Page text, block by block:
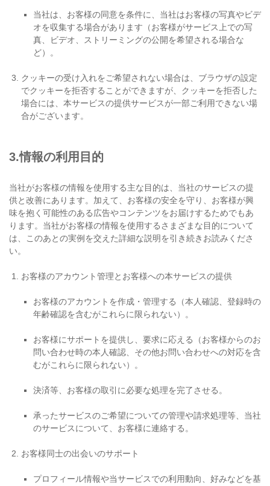
当社は、お客様の同意を条件に、当社はお客様の写真やビデ
オを収集する場合があります（お客様がサービス上での写
真、ビデオ、ストリーミングの公開を希望される場合な
ど）。
クッキーの受け入れをご希望されない場合は、ブラウザの設定
でクッキーを拒否することができますが、クッキーを拒否した
場合には、本サービスの提供サービスが一部ご利用できない場
合がございます。
3.情報の利用目的
当社がお客様の情報を使用する主な目的は、当社のサービスの提
供と改善にあります。加えて、お客様の安全を守り、お客様が興
味を抱く可能性のある広告やコンテンツをお届けするためでもあ
ります。当社がお客様の情報を使用するさまざまな目的について
は、このあとの実例を交えた詳細な説明を引き続きお読みくださ
い。
お客様のアカウント管理とお客様への本サービスの提供
お客様のアカウントを作成・管理する（本人確認、登録時の
年齢確認を含むがこれらに限られない）。
お客様にサポートを提供し、要求に応える（お客様からのお
問い合わせ時の本人確認、その他お問い合わせへの対応を含
むがこれらに限られない）。
決済等、お客様の取引に必要な処理を完了させる。
承ったサービスのご希望についての管理や請求処理等、当社
のサービスについて、お客様に連絡する。
お客様同士の出会いのサポート
プロフィール情報や当サービスでの利用動向、好みなどを基